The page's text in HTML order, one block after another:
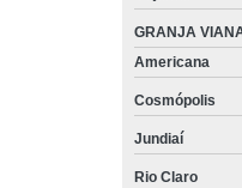
GRANJA
Americana
Cosmópolis
Jundiaí
Rio Claro